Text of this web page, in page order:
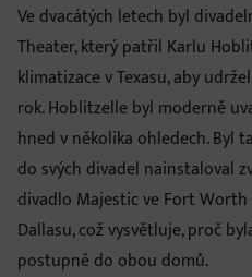
Ve dvacátých letech byl
Theater, který patřil Karlu
klimatizace v Texasu, aby
rok. Hoblitzelle byl moderně
hned v několika ohledech. Byl
do svých divadel nainstaloval
divadlo Majestic ve Fort
Dallasu, což vysvětluje, proč
postupně do obou domů.